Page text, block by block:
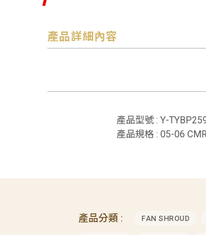
產品詳細內容
產品型號 : Y-
產品規格 : 05-06
產品分類 : FAN SHROUD